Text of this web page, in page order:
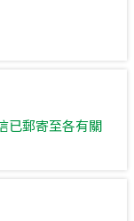
已郵寄至各有關